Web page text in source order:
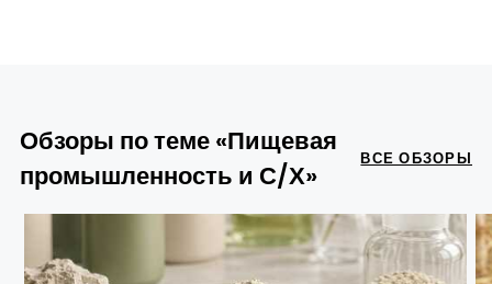
Обзоры по теме «Пищевая
промышленность и С/Х»
ВСЕ ОБЗОРЫ